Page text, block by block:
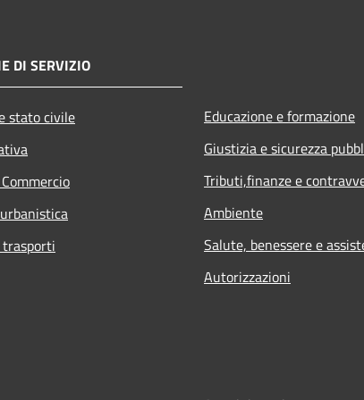
DI SERVIZIO
stato civile
Educazione e formazione
Giustizia e sicurezza
Tributi,finanze e
Ambiente
Salute, benessere e
Autorizzazioni